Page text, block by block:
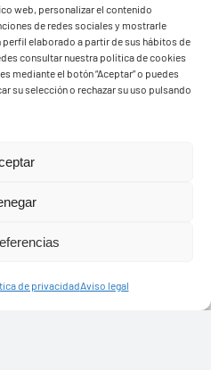
web, personalizar el contenido
de redes sociales y mostrarle
elaborado a partir de sus hábitos de
consultar nuestra política de cookies
mediante el botón “Aceptar” o puedes
su selección o rechazar su uso pulsando
de privacidadAviso legal
reservads
&Cibernatural